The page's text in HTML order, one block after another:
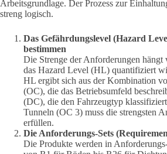
Arbeitsgrundlage. Der Prozess zur
streng logisch.
Das Gefährdungslevel (Hazard
bestimmen
Die Strenge der Anforderungen hängt
das Hazard Level (HL) quantifiziert
HL ergibt sich aus der Kombination
(OC), die das Betriebsumfeld
(DC), die den Fahrzeugtyp
Tunneln (OC 3) muss die strengsten
erfüllen.
Die Anforderungs-Sets
Die Produkte werden in